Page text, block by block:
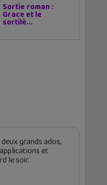
Sortie roman :
Grace et le
sortilè...
grands ados,
et
le soir.